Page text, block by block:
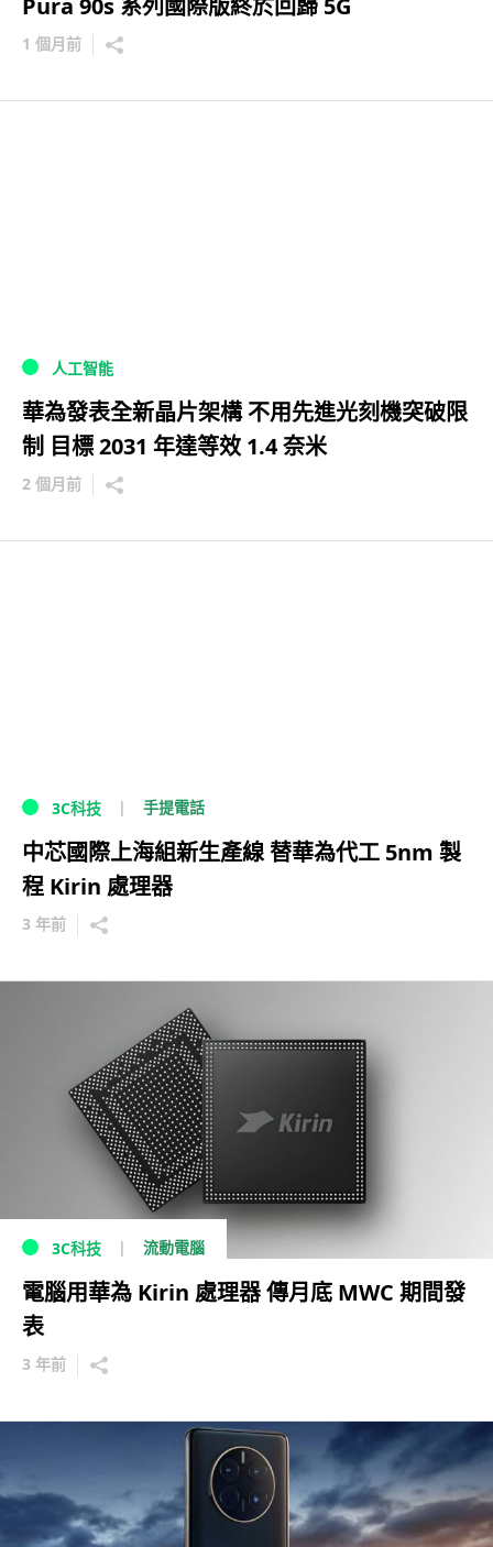
Pura 90s 系列國際版終於回歸 5G
1 個月前
人工智能
華為發表全新晶片架構 不用先進光刻機突破限
制 目標 2031 年達等效 1.4 奈米
2 個月前
3C科技 手提電話
中芯國際上海組新生產線 替華為代工 5nm 製
程 Kirin 處理器
3 年前
3C科技 流動電腦
電腦用華為 Kirin 處理器 傳月底 MWC 期間發
表
3 年前